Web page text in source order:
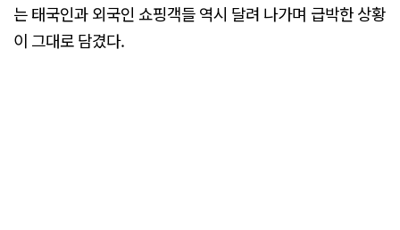
는 태국인과 외국인 쇼핑객들 역시 달려 나가며 급박한 상황
이 그대로 담겼다.